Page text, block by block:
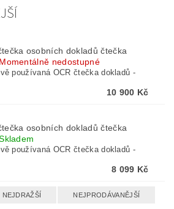
osobních dokladů čtečka
Momentálně nedostupné
používaná OCR čtečka dokladů -
10 900 Kč
osobních dokladů čtečka
používaná OCR čtečka dokladů -
8 099 Kč
NEJDRAŽŠÍ NEJPRODÁVANĚJŠÍ